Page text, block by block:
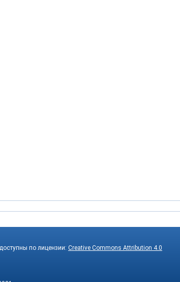
по лицензии: Creative Commons Attribution 4.0